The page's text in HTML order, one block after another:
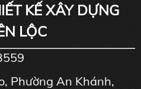
KẾ XÂY DỰNG
LỘC
Phường An Khánh,